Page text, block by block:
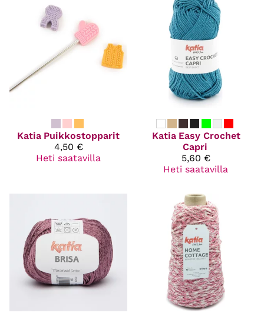
Katia Puikkostopparit
4,50 €
Heti saatavilla
Katia Easy Crochet
Capri
5,60 €
Heti saatavilla